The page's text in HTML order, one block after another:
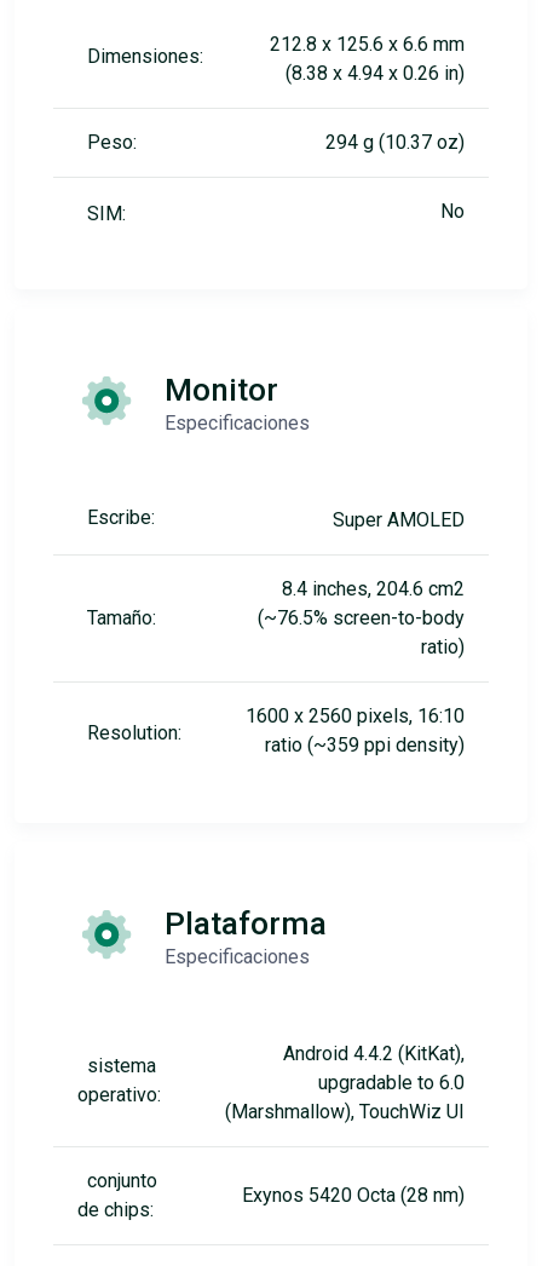
Dimensiones:
212.8 x 125.6 x 6.6 mm
(8.38 x 4.94 x 0.26 in)
Peso: 294 g (10.37 oz)
SIM: No
Monitor
Especificaciones
Escribe: Super AMOLED
Tamaño:
8.4 inches, 204.6 cm2
(~76.5% screen-to-body
ratio)
Resolution:
1600 x 2560 pixels, 16:10
ratio (~359 ppi density)
Plataforma
Especificaciones
sistema
operativo:
Android 4.4.2 (KitKat),
upgradable to 6.0
(Marshmallow), TouchWiz UI
conjunto
de chips:
Exynos 5420 Octa (28 nm)